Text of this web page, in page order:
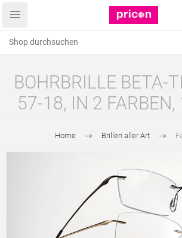
BOHRBRILLE BETA-
57-18, IN 2 FARBEN,
Home Brillen aller Art